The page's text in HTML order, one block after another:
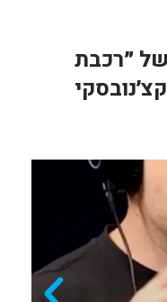
של ״רכבת